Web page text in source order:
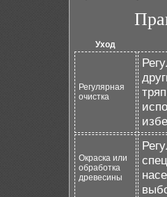
Уход
Регулярная
очистка
Окраска или
обработка
древесины